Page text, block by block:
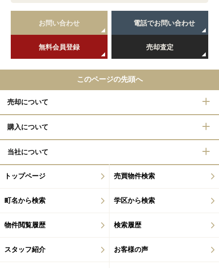
お問い合わせ 電話でお問い合わせ
無料会員登録 売却査定
このページの先頭へ
売却について
購入について
当社について
トップページ 売買物件検索
町名から検索 学区から検索
物件閲覧履歴 検索履歴
スタッフ紹介 お客様の声